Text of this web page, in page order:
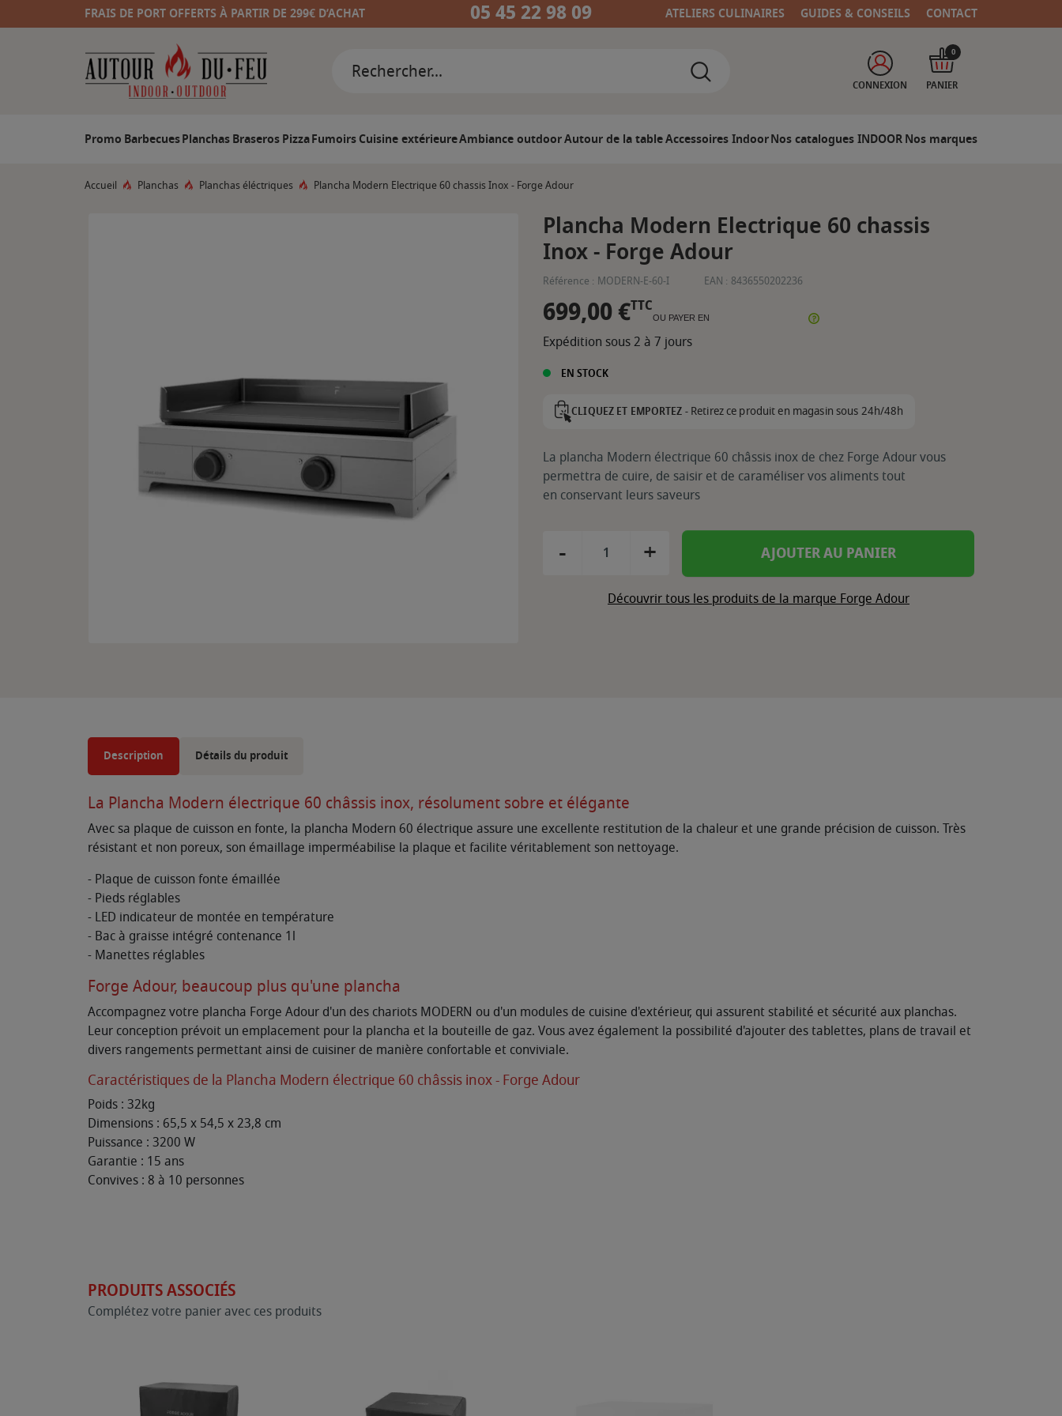
FRAIS DE PORT OFFERTS À PARTIR DE 299€ D’ACHAT 05 45 22 98 09 ATELIERS CULINAIRES GUIDES & CONSEILS CONTACT
CONNEXION PANIER
0
Promo BarbecuesPlanchasBraserosPizzaFumoirsCuisine extérieureAmbiance outdoorAutour de la tableAccessoires IndoorNos catalogues INDOORNos marques
Accueil Planchas Planchas éléctriques Plancha Modern Electrique 60 chassis Inox - Forge Adour
Plancha Modern Electrique 60 chassis
Inox - Forge Adour
Référence : MODERN-E-60-I EAN : 8436550202236
699,00 €TTC
OU PAYER EN
Expédition sous 2 à 7 jours
EN STOCK
CLIQUEZ ET EMPORTEZ -Retirez ce produit en magasin sous 24h/48h
La plancha Modern électrique 60 châssis inox de chez Forge Adour vous
permettra de cuire, de saisir et de caraméliser vos aliments tout
en conservant leurs saveurs
- + AJOUTER AU PANIER
Découvrir tous les produits de la marque Forge Adour
Description Détails du produit
La Plancha Modern électrique 60 châssis inox, résolument sobre et élégante
Avec sa plaque de cuisson en fonte, la plancha Modern 60 électrique assure une excellente restitution de la chaleur et une grande précision de cuisson. Très
résistant et non poreux, son émaillage imperméabilise la plaque et facilite véritablement son nettoyage.
- Plaque de cuisson fonte émaillée
- Pieds réglables
- LED indicateur de montée en température
- Bac à graisse intégré contenance 1l
- Manettes réglables
Forge Adour, beaucoup plus qu'une plancha
Accompagnez votre plancha Forge Adour d'un des chariots MODERN ou d'un modules de cuisine d'extérieur, qui assurent stabilité et sécurité aux planchas.
Leur conception prévoit un emplacement pour la plancha et la bouteille de gaz. Vous avez également la possibilité d'ajouter des tablettes, plans de travail et
divers rangements permettant ainsi de cuisiner de manière confortable et conviviale.
Caractéristiques de la Plancha Modern électrique 60 châssis inox - Forge Adour
Poids : 32kg
Dimensions : 65,5 x 54,5 x 23,8 cm
Puissance : 3200 W
Garantie : 15 ans
Convives : 8 à 10 personnes
PRODUITS ASSOCIÉS
Complétez votre panier avec ces produits